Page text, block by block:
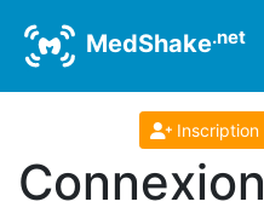
MedShake.net
Inscription
Connexion